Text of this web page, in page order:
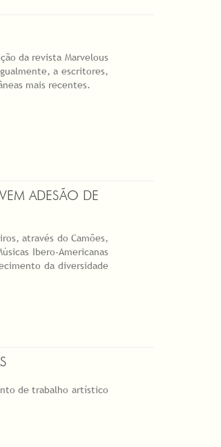
da revista Marvelous
a escritores,
mais recentes.
ADESÃO DE
através do Camões,
Ibero-Americanas
da diversidade
de trabalho artístico